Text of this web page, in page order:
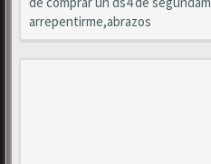
arrepentirme,abrazos